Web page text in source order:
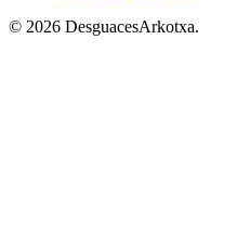
© 2026 DesguacesArkotxa.